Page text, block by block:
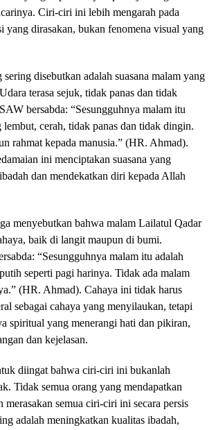
Ciri-ciri ini lebih mengarah pada
yang dirasakan, bukan fenomena visual yang
sering disebutkan adalah suasana malam yang
terasa sejuk, tidak panas dan tidak
bersabda: “Sesungguhnya malam itu
lembut, cerah, tidak panas dan tidak dingin.
rahmat kepada manusia.” (HR. Ahmad).
ini menciptakan suasana yang
dan mendekatkan diri kepada Allah
menyebutkan bahwa malam Lailatul Qadar
baik di langit maupun di bumi.
“Sesungguhnya malam itu adalah
seperti pagi harinya. Tidak ada malam
(HR. Ahmad). Cahaya ini tidak harus
sebagai cahaya yang menyilaukan, tetapi
spiritual yang menerangi hati dan pikiran,
dan kejelasan.
diingat bahwa ciri-ciri ini bukanlah
Tidak semua orang yang mendapatkan
merasakan semua ciri-ciri ini secara persis
adalah meningkatkan kualitas ibadah,